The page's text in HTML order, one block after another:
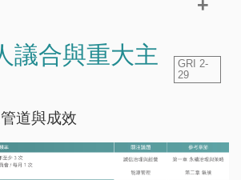
議合與重大主
GRI 2-
29
道與成效